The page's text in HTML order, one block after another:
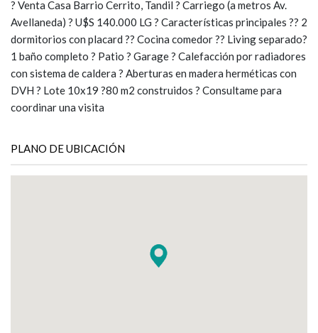
? Venta Casa Barrio Cerrito, Tandil ? Carriego (a metros Av.
Avellaneda) ? U$S 140.000 LG ? Características principales ?? 2
dormitorios con placard ?? Cocina comedor ?? Living separado?
1 baño completo ? Patio ? Garage ? Calefacción por radiadores
con sistema de caldera ? Aberturas en madera herméticas con
DVH ? Lote 10x19 ?80 m2 construidos ? Consultame para
coordinar una visita
PLANO DE UBICACIÓN